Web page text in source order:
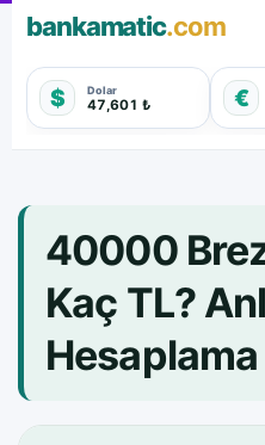
bankamatic.com
$ Dolar
47,601 ₺ €
40000
Kaç TL?
Hesaplama